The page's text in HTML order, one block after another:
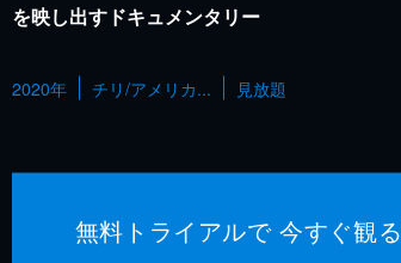
を映し出すドキュメンタリー
2020年 チリ/アメリカ... 見放題
無料トライアルで 今すぐ観る